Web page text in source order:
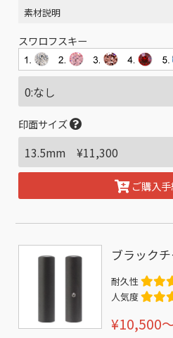
素材説明
スワロフスキー
印面サイズ
ご購入手
ブラック
耐久性
人気度
¥10,500